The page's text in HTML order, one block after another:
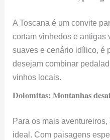
A Toscana é um convite
cortam vinhedos e antigas
suaves e cenário idílico, é
desejam combinar
vinhos locais.
Dolomitas: Montanhas
Para os mais
ideal. Com paisagens